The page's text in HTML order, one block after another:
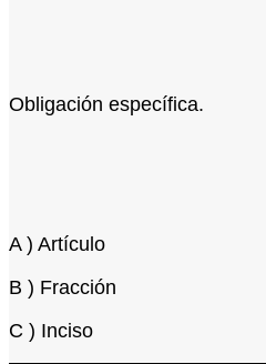
Obligación específica.
A ) Artículo
B ) Fracción
C ) Inciso